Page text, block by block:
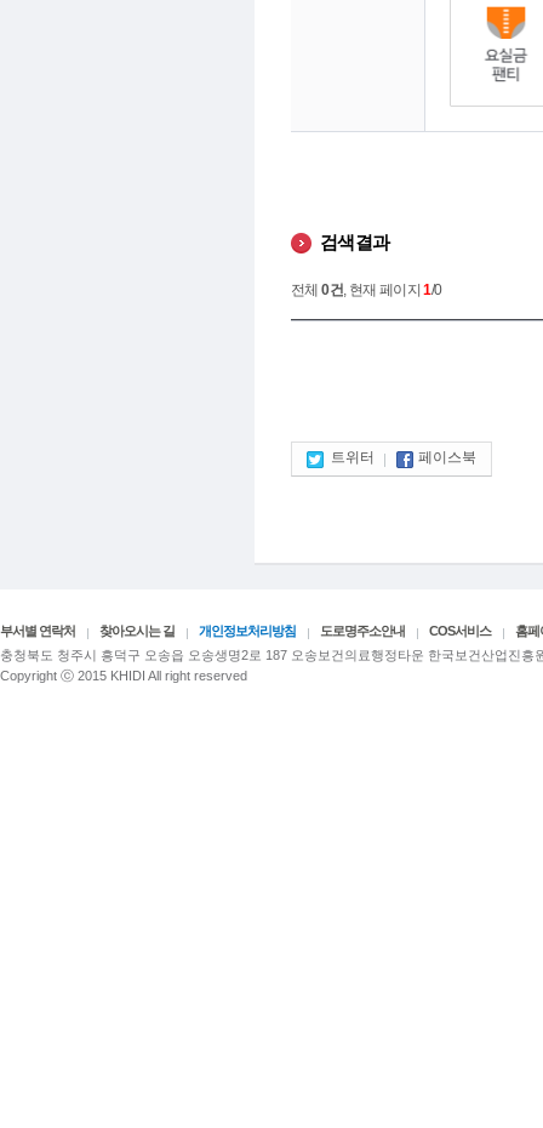
검색결과
전체0건, 현재 페이지1/0
트위터 페이스북
부서별 연락처 찾아오시는 길 개인정보처리방침 도로명주소안내 COS서비스
홈페
충청북도 청주시 흥덕구 오송읍 오송생명2로 187 오송보건의료행정타운 한국보건산업진
Copyright ⓒ 2015 KHIDI All right reserved